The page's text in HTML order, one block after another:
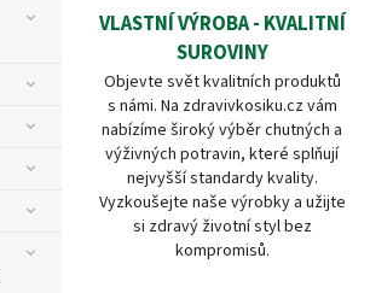
VLASTNÍ VÝROBA - KVALITNÍ
SUROVINY
Objevte svět kvalitních produktů
s námi. Na zdravivkosiku.cz vám
nabízíme široký výběr chutných a
výživných potravin, které splňují
nejvyšší standardy kvality.
Vyzkoušejte naše výrobky a užijte
si zdravý životní styl bez
kompromisů.